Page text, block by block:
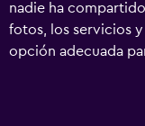
nadie ha
fotos, los servicios
opción adecuada